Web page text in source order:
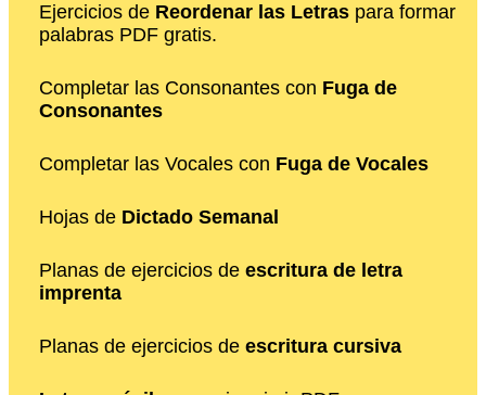
Ejercicios de Reordenar las Letras para formar
palabras PDF gratis.
Completar las Consonantes con Fuga de
Consonantes
Completar las Vocales con Fuga de Vocales
Hojas de Dictado Semanal
Planas de ejercicios de escritura de letra
imprenta
Planas de ejercicios de escritura cursiva